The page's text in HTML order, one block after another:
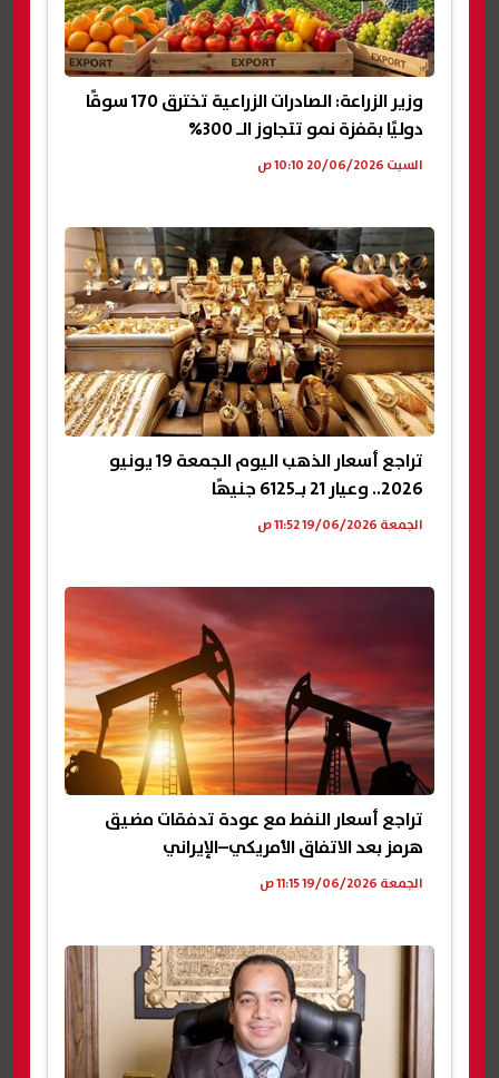
وزير الزراعة: الصادرات الزراعية تخترق 170 سوقًا
دوليًا بقفزة نمو تتجاوز الـ 300%
السبت 20/06/2026 10:10 ص
تراجع أسعار الذهب اليوم الجمعة 19 يونيو
2026.. وعيار 21 بـ6125 جنيهًا
الجمعة 19/06/2026 11:52 ص
تراجع أسعار النفط مع عودة تدفقات مضيق
هرمز بعد الاتفاق الأمريكي–الإيراني
الجمعة 19/06/2026 11:15 ص